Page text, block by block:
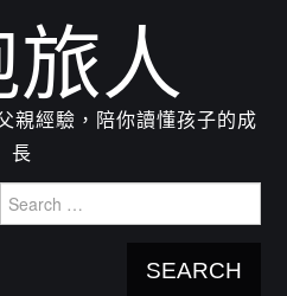
旅人
親經驗，陪你讀懂孩子的成
長
for: